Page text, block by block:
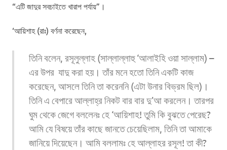
“এটি জাদুর সবচাইতে খারাপ পর্যায়”।
‘আয়িশাহ (রাঃ) বর্ণনা করেছেন,
তিনি বলেন, রসূলুল্লাহ (সাল্লাল্লাহু ‘আলাইহি ওয়া সাল্লাম) –
এর উপর যাদু করা হয়। তাঁর মনে হতো তিনি একটি কাজ
করেছেন, আসলে তিনি তা করেননি (এটা উনার বিভ্রম ছিল)।
তিনি এ বেপারে আল্লাহ্‌র নিকট বার বার দু’আ করলেন। তারপর
ঘুম থেকে জেগে বললেনঃ হে ‘আয়িশাহ! তুমি কি বুঝতে পেরেছ?
আমি যে বিষয়ে তাঁর কাছে জানতে চেয়েছিলাম, তিনি তা আমাকে
জানিয়ে দিয়েছেন। আমি বললামঃ হে আল্লাহর রসূল! তা কী?